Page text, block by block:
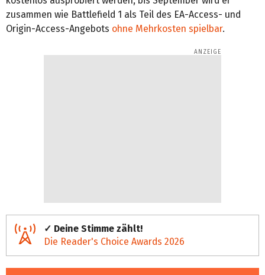
zusammen wie Battlefield 1 als Teil des EA-Access- und
Origin-Access-Angebots ohne Mehrkosten spielbar.
✓ Deine Stimme zählt!
Die Reader's Choice Awards 2026